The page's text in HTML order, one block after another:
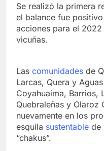
Se realizó la primera
el balance fue
acciones para el
vicuñas.
Las comunidades de
Larcas, Quera y
Coyahuaima, Barrios,
Quebraleñas y Olaroz
nuevamente en los
esquila sustentable de
“chakus”.